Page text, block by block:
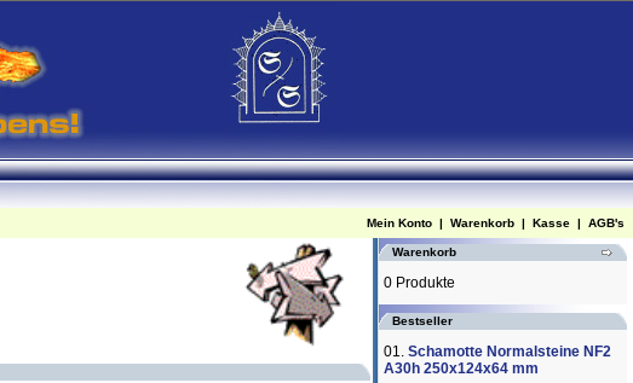
Mein Konto | Warenkorb | Kasse | AGB's
Warenkorb
0 Produkte
Bestseller
01. Schamotte Normalsteine NF2
A30h 250x124x64 mm